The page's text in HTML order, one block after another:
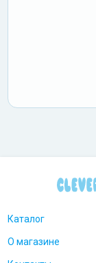
Каталог
О магазине